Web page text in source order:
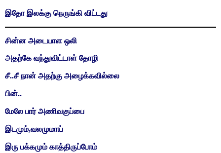
இதோ இலக்கு நெருங்கி விட்டது
சின்ன அடையாள ஒலி
அதற்கே வந்துவிட்டாள் தோழி
சீ..சீ நான் அதற்கு அழைக்கவில்லை
பின்..
மேலே பார் அணிவகுப்பை
இடமும்,வலமுமாய்
இரு பக்கமும் காத்திருப்போம்